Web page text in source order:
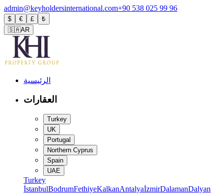
admin@keyholdersinternational.com+90 538 025 99 96
$ € £
₺
🇸🇦AR
الرئيسية
العقارات
Turkey
UK
Portugal
Northern Cyprus
Spain
UAE
Turkey
İstanbulBodrumFethiyeKalkanAntalyaİzmirDalamanDalyan